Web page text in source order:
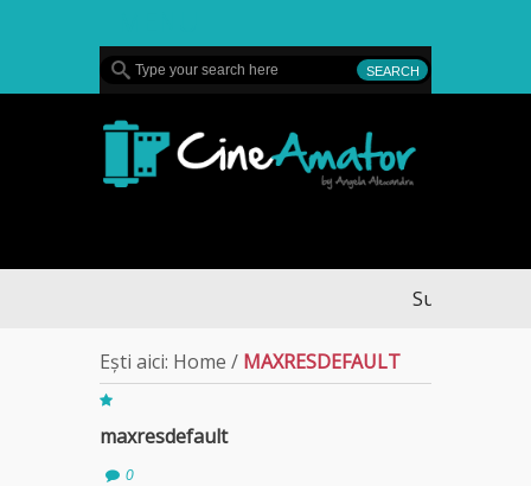
Sullivan’s
Ești aici: Home / MAXRESDEFAULT
maxresdefault
0